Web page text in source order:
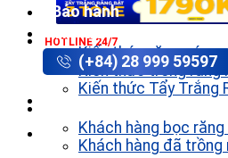
HOTLINE 24/7
(+84) 28 999 59597
Bảo hành
Kiến thức răng sứ
Kiến thức trồng răng
Kiến thức Tẩy Trắng
Khách hàng bọc
Khách hàng đã